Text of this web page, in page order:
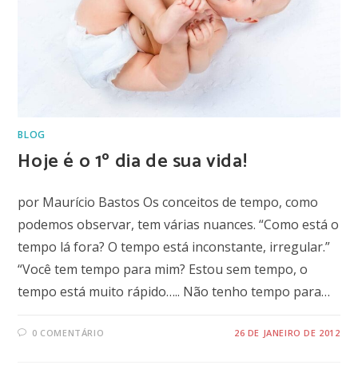
BLOG
Hoje é o 1º dia de sua vida!
por Maurício Bastos Os conceitos de tempo, como
podemos observar, tem várias nuances. “Como está o
tempo lá fora? O tempo está inconstante, irregular.”
“Você tem tempo para mim? Estou sem tempo, o
tempo está muito rápido….. Não tenho tempo para…
0 COMENTÁRIO 26 DE JANEIRO DE 2012